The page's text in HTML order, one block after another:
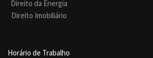
Direito da Energia
Direito Imobiliário
Horário de Trabalho